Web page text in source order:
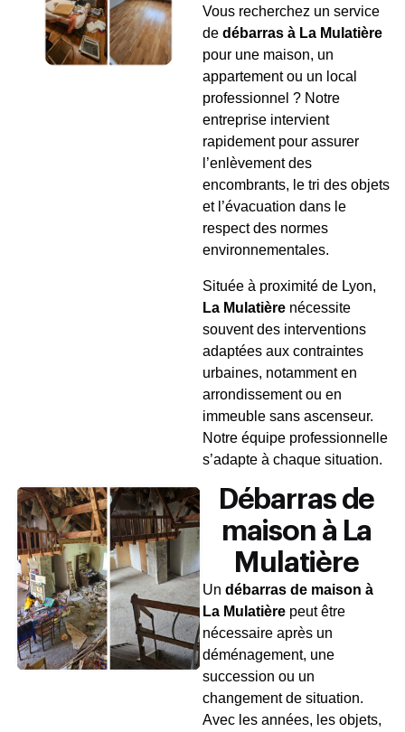
Vous recherchez un service
de débarras à La Mulatière
pour une maison, un
appartement ou un local
professionnel ? Notre
entreprise intervient
rapidement pour assurer
l’enlèvement des
encombrants, le tri des objets
et l’évacuation dans le
respect des normes
environnementales.
Située à proximité de Lyon,
La Mulatière nécessite
souvent des interventions
adaptées aux contraintes
urbaines, notamment en
arrondissement ou en
immeuble sans ascenseur.
Notre équipe professionnelle
s’adapte à chaque situation.
Débarras de
maison à La
Mulatière
Un débarras de maison à
La Mulatière peut être
nécessaire après un
déménagement, une
succession ou un
changement de situation.
Avec les années, les objets,